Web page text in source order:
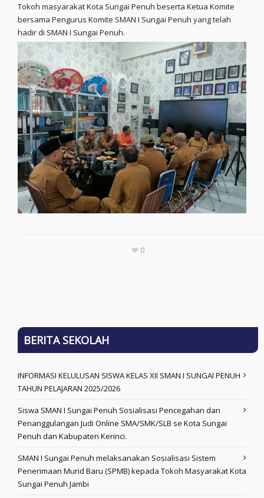
Tokoh masyarakat Kota Sungai Penuh beserta Ketua Komite
bersama Pengurus Komite SMAN I Sungai Penuh yang telah
hadir di SMAN I Sungai Penuh.
0
BERITA SEKOLAH
INFORMASI KELULUSAN SISWA KELAS XII SMAN I SUNGAI PENUH
TAHUN PELAJARAN 2025/2026
Siswa SMAN I Sungai Penuh Sosialisasi Pencegahan dan
Penanggulangan Judi Online SMA/SMK/SLB se Kota Sungai
Penuh dan Kabupaten Kerinci.
SMAN I Sungai Penuh melaksanakan Sosialisasi Sistem
Penerimaan Murid Baru (SPMB) kepada Tokoh Masyarakat Kota
Sungai Penuh Jambi